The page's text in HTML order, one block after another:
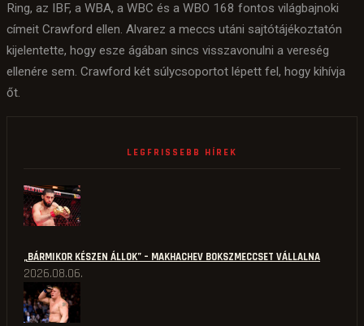
Ring, az IBF, a WBA, a WBC és a WBO 168 fontos világbajnoki
címeit Crawford ellen. Alvarez a meccs utáni sajtótájékoztatón
kijelentette, hogy esze ágában sincs visszavonulni a vereség
ellenére sem. Crawford két súlycsoportot lépett fel, hogy kihívja
őt.
LEGFRISSEBB HÍREK
„BÁRMIKOR KÉSZEN ÁLLOK” – MAKHACHEV BOKSZMECCSET VÁLLALNA
2026.08.06.